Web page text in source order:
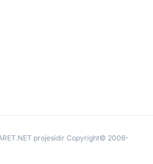
projesidir Copyright© 2006-